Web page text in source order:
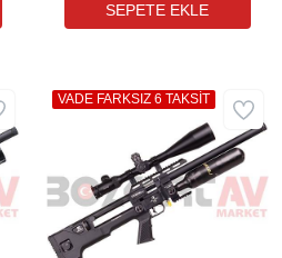
VADE FARKSIZ 6 TAKSİT